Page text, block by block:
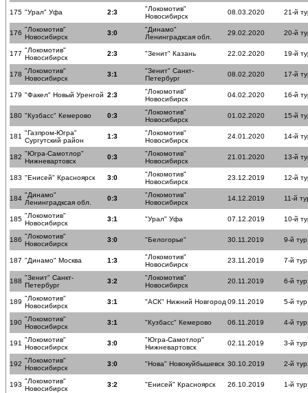
175 "Урал" Уфа 2:3
"Локомотив"
Новосибирск
08.03.2020 21-й
176 "Локомотив"
Новосибирск
3:0
"Динамо"
Ленинградксая обл.
29.02.2020 20-й
177 "Локомотив"
Новосибирск
2:3 "Зенит" Казань 22.02.2020 19-й
178 "Локомотив"
Новосибирск
3:1
"Зенит" Санкт-
Петербург
08.02.2020 17-й
179 "Факел" Новый Уренгой 2:3
"Локомотив"
Новосибирск
04.02.2020 16-й
180 "Кузбасс" Кемерово 0:3
"Локомотив"
Новосибирск
01.02.2020 15-й
181 "Газпром-Югра"
Сургутский район
1:3
"Локомотив"
Новосибирск
24.01.2020 14-й
182 "Югра-Самотлор"
Нижневартовск
0:3
"Локомотив"
Новосибирск
21.01.2020 13-й
183 "Енисей" Красноярск 3:0
"Локомотив"
Новосибирск
23.12.2019 12-й
184 "Динамо"
Ленинградксая обл.
0:3
"Локомотив"
Новосибирск
14.12.2019 11-й
185 "Локомотив"
Новосибирск
3:1 "Урал" Уфа 07.12.2019 10-й
186 "Локомотив"
Новосибирск
3:0 "Белогорье" 30.11.2019 9-й тур
187 "Динамо" Москва 1:3
"Локомотив"
Новосибирск
23.11.2019 7-й тур
188 "Зенит" Санкт-
Петербург
3:2
"Локомотив"
Новосибирск
20.11.2019 6-й тур
189 "Локомотив"
Новосибирск
3:1 "АСК" Нижний Новгород 09.11.2019 5-й тур
190 "Локомотив"
Новосибирск
3:1 "Кузбасс" Кемерово 06.11.2019 4-й тур
191 "Локомотив"
Новосибирск
3:0
"Югра-Самотлор"
Нижневартовск
02.11.2019 3-й тур
192 "Локомотив"
Новосибирск
3:0 "Нова" Новокуйбышевск 30.10.2019 2-й тур
193 "Локомотив"
Новосибирск
3:2 "Енисей" Красноярск 26.10.2019 1-й тур